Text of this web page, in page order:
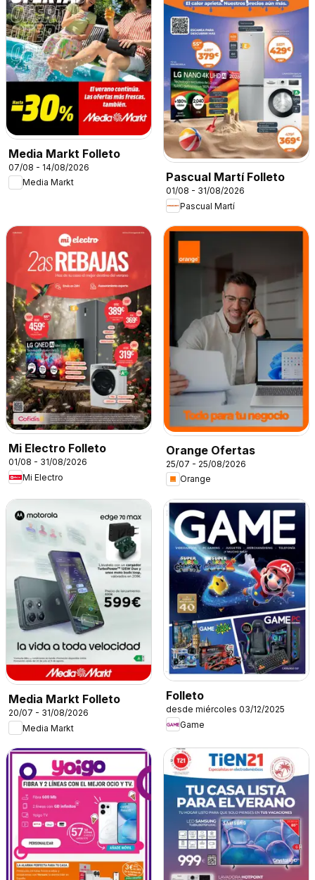
Media Markt Folleto
07/08 - 14/08/2026
Media Markt
Pascual Martí Folleto
01/08 - 31/08/2026
Pascual Martí
Mi Electro Folleto
01/08 - 31/08/2026
Mi Electro
Orange Ofertas
25/07 - 25/08/2026
Orange
Media Markt Folleto
20/07 - 31/08/2026
Media Markt
Folleto
desde miércoles 03/12/2025
Game